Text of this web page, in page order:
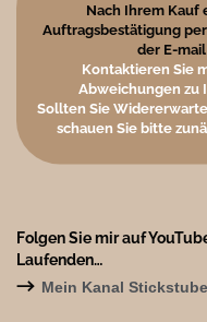
Nach Ihrem Kauf
Auftragsbestätigung
der E-
Kontaktieren Sie
Abweichungen zu
Sollten Sie
schauen Sie bitte
Folgen Sie mir auf
Laufenden…
→ Mein Kanal